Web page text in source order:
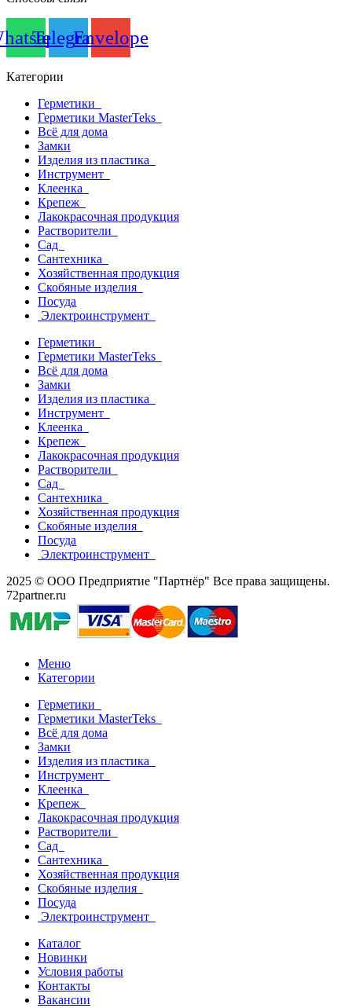
TelegramEnvelope
Категории
Герметики
Герметики MasterTeks
Всё для дома
Замки
Изделия из пластика
Инструмент
Клеенка
Крепеж
Лакокрасочная продукция
Растворители
Сад
Сантехника
Хозяйственная продукция
Скобяные изделия
Посуда
Электроинструмент
Герметики
Герметики MasterTeks
Всё для дома
Замки
Изделия из пластика
Инструмент
Клеенка
Крепеж
Лакокрасочная продукция
Растворители
Сад
Сантехника
Хозяйственная продукция
Скобяные изделия
Посуда
Электроинструмент
2025 © ООО Предприятие "Партнёр" Все права защищены.
72partner.ru
Меню
Категории
Герметики
Герметики MasterTeks
Всё для дома
Замки
Изделия из пластика
Инструмент
Клеенка
Крепеж
Лакокрасочная продукция
Растворители
Сад
Сантехника
Хозяйственная продукция
Скобяные изделия
Посуда
Электроинструмент
Каталог
Новинки
Условия работы
Контакты
Вакансии